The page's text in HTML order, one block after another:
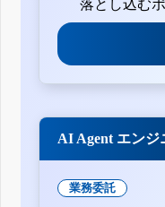
落とし込む
AI Agent エンジ
業務委託